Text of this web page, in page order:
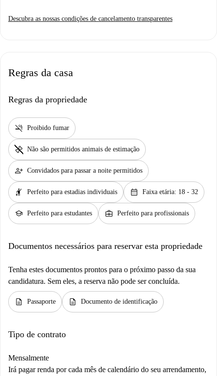
Descubra as nossas condições de cancelamento transparentes
Regras da casa
Regras da propriedade
smoke_free Proibido fumar
pet_supplies Não são permitidos animais de estimação
person_add Convidados para passar a noite permitidos
hail Perfeito para estadias individuais calendar_month Faixa etária: 18 - 32
school Perfeito para estudantes business_center Perfeito para profissionais
Documentos necessários para reservar esta propriedade
Tenha estes documentos prontos para o próximo passo da sua
candidatura. Sem eles, a reserva não pode ser concluída.
description Passaporte description Documento de identificação
Tipo de contrato
Mensalmente
Irá pagar renda por cada mês de calendário do seu arrendamento,